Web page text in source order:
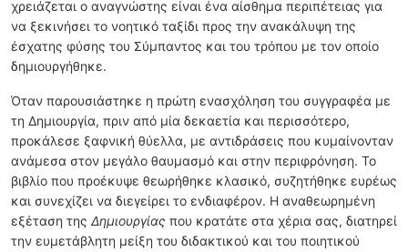
χρειάζεται ο αναγνώστης είναι ένα αίσθημα περιπέτειας για
να ξεκινήσει το νοητικό ταξίδι προς την ανακάλυψη της
έσχατης φύσης του Σύμπαντος και του τρόπου με τον οποίο
δημιουργήθηκε.
Όταν παρουσιάστηκε η πρώτη ενασχόληση του συγγραφέα με
τη Δημιουργία, πριν από μία δεκαετία και περισσότερο,
προκάλεσε ξαφνική θύελλα, με αντιδράσεις που κυμαίνονταν
ανάμεσα στον μεγάλο θαυμασμό και στην περιφρόνηση. Το
βιβλίο που προέκυψε θεωρήθηκε κλασικό, συζητήθηκε ευρέως
και συνεχίζει να διεγείρει το ενδιαφέρον. Η αναθεωρημένη
εξέταση της Δημιουργίας που κρατάτε στα χέρια σας, διατηρεί
την ευμετάβλητη μείξη του διδακτικού και του ποιητικού